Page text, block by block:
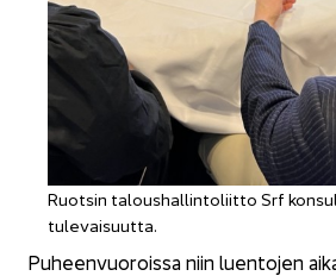
Ruot­sin ta­lous­hal­lin­to­liit­to Srf
tu­le­vai­suut­ta.
Pu­heen­vuo­rois­sa niin luen­to­jen